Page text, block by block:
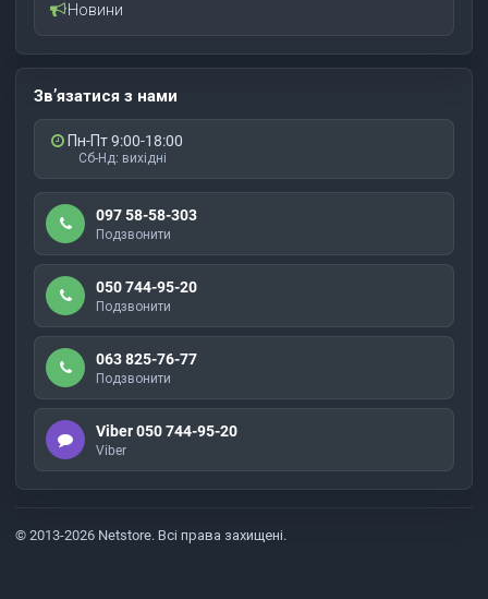
Новини
Зв’язатися з нами
Пн-Пт 9:00-18:00
Сб-Нд: вихідні
097 58-58-303
Подзвонити
050 744-95-20
Подзвонити
063 825-76-77
Подзвонити
Viber 050 744-95-20
Viber
© 2013-2026 Netstore. Всі права захищені.